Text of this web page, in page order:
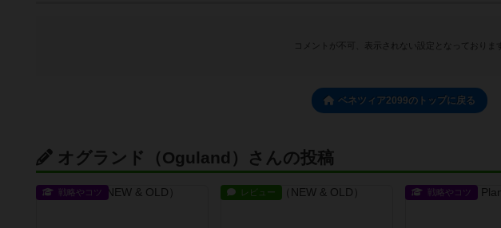
コメントが不可、表示されない設定となっております
ベネツィア2099のトップに戻る
オグランド（Oguland）さんの投稿
戦略やコツ レビュー 戦略やコツ